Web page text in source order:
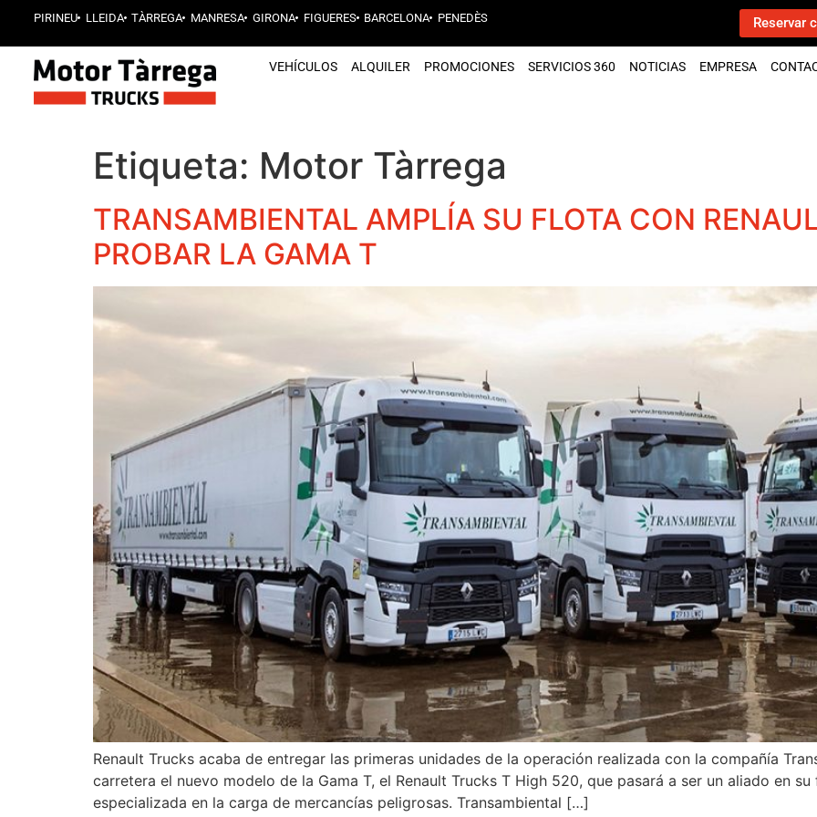
PIRINEU LLEIDA TÀRREGA MANRESA GIRONA FIGUERES BARCELONA PENEDÈS Reservar
VEHÍCULOS ALQUILER PROMOCIONES SERVICIOS 360 NOTICIAS EMPRESA
Etiqueta: Motor Tàrrega
TRANSAMBIENTAL AMPLÍA SU FLOTA CON
PROBAR LA GAMA T
Renault Trucks acaba de entregar las primeras unidades de la operación realizada con la compañía
carretera el nuevo modelo de la Gama T, el Renault Trucks T High 520, que pasará a ser un aliado en
especializada en la carga de mercancías peligrosas. Transambiental […]